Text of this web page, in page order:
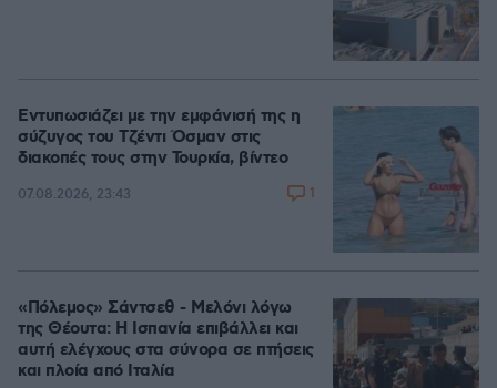
Εντυπωσιάζει με την εμφάνισή της η
σύζυγος του Τζέντι Όσμαν στις
διακοπές τους στην Τουρκία, βίντεο
07.08.2026, 23:43 1
«Πόλεμος» Σάντσεθ - Μελόνι λόγω
της Θέουτα: Η Ισπανία επιβάλλει και
αυτή ελέγχους στα σύνορα σε πτήσεις
και πλοία από Ιταλία